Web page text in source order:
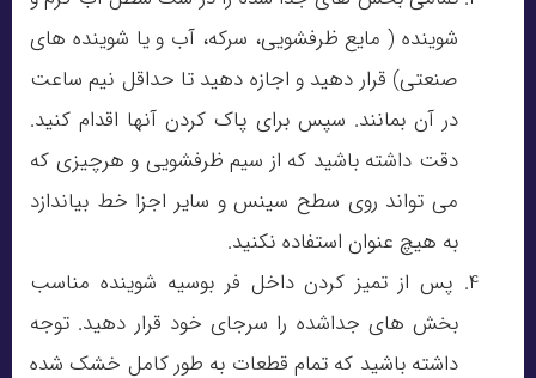
شوینده ( مایع ظرفشویی، سرکه، آب و یا شوینده های
صنعتی) قرار دهید و اجازه دهید تا حداقل نیم ساعت
در آن بمانند. سپس برای پاک کردن آنها اقدام کنید.
دقت داشته باشید که از سیم ظرفشویی و هرچیزی که
می تواند روی سطح سینس و سایر اجزا خط بیاندازد
به هیچ عنوان استفاده نکنید.
پس از تمیز کردن داخل فر بوسیه شوینده مناسب
بخش های جداشده را سرجای خود قرار دهید. توجه
داشته باشید که تمام قطعات به طور کامل خشک شده